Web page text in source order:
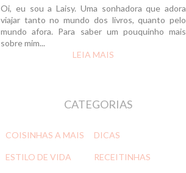
Oi, eu sou a Laisy. Uma sonhadora que adora
viajar tanto no mundo dos livros, quanto pelo
mundo afora. Para saber um pouquinho mais
sobre mim...
LEIA MAIS
CATEGORIAS
COISINHAS A MAIS DICAS
ESTILO DE VIDA RECEITINHAS